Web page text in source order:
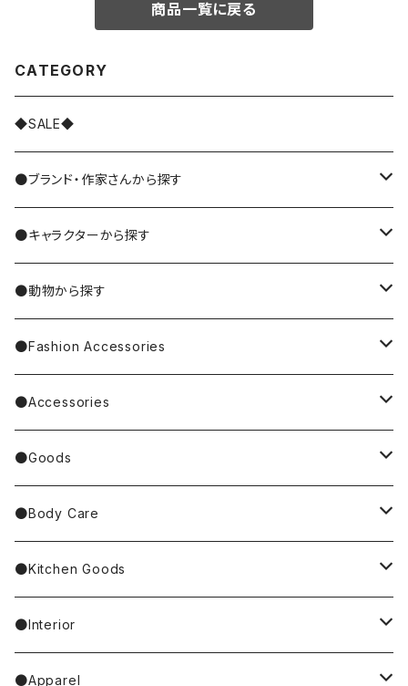
商品一覧に戻る
CATEGORY
◆SALE◆
●ブランド・作家さんから探す
MIYUKI MATSUO/松尾ミユキ
Nathalie Lete
Miyagi Chika/みやぎちか
BAREFOOT
Richard Scarry/リチャード・スキャリー
Palnart Poc
4F Palnart Poc（cat）
Hannah Turner
Casselini/HEY! Mrs ROSE
Goma
●キャラクターから探す
Krtek／もぐらのクルテク
PUPPET SUNSUN／パペットスンスン
Garfield
BETTY BOOP
PINGU
●動物から探す
cat／猫
dog／犬
rabbit／うさぎ
●Fashion Accessories
Bag
Tote Bag
Other Bag
Pouch
Handkerchief／Towel／TENUGUI
Socks
Stole／Muffler
Glove／Arm cover
●Accessories
earrings／ピアス
clip on earrings／イヤリング
ear cuff／イヤーカフ
necklace／ネックレス
ring／リング
●Goods
Mirror
ornaments／accessory case
toys／stuffed toy
stationery
●Body Care
hand soap
hand cream
bar soap
●Kitchen Goods
tableware
placemat
●Interior
room shoes
●Apparel